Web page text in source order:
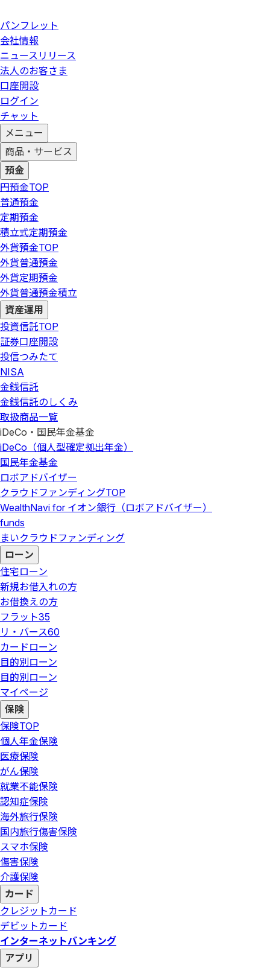
パンフレット
会社情報
ニュースリリース
法人のお客さま
口座開設
ログイン
チャット
メニュー
商品・サービス
預金
円預金TOP
普通預金
定期預金
積立式定期預金
外貨預金TOP
外貨普通預金
外貨定期預金
外貨普通預金積立
資産運用
投資信託TOP
証券口座開設
投信つみたて
NISA
金銭信託
金銭信託のしくみ
取扱商品一覧
iDeCo・国民年金基金
iDeCo（個人型確定拠出年金）
国民年金基金
ロボアドバイザー
クラウドファンディングTOP
WealthNavi for イオン銀行（ロボアドバイザー）
funds
まいクラウドファンディング
ローン
住宅ローン
新規お借入れの方
お借換えの方
フラット35
リ・バース60
カードローン
目的別ローン
目的別ローン
マイページ
保険
保険TOP
個人年金保険
医療保険
がん保険
就業不能保険
認知症保険
海外旅行保険
国内旅行傷害保険
スマホ保険
傷害保険
介護保険
カード
クレジットカード
デビットカード
インターネットバンキング
アプリ